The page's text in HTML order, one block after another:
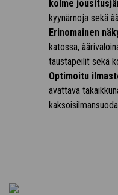
kolme
kyynärnoja sekä
Erinomainen
katossa,
taustapeilit sekä
Optimoitu
avattava